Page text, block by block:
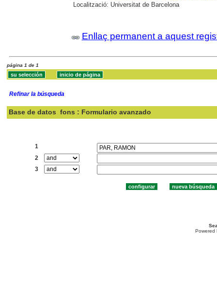
Localització: Universitat de Barcelona
Enllaç permanent a aquest
página 1 de 1
Refinar la búsqueda
Base de datos fons : Formulario avanzado
1
2
3
Powered